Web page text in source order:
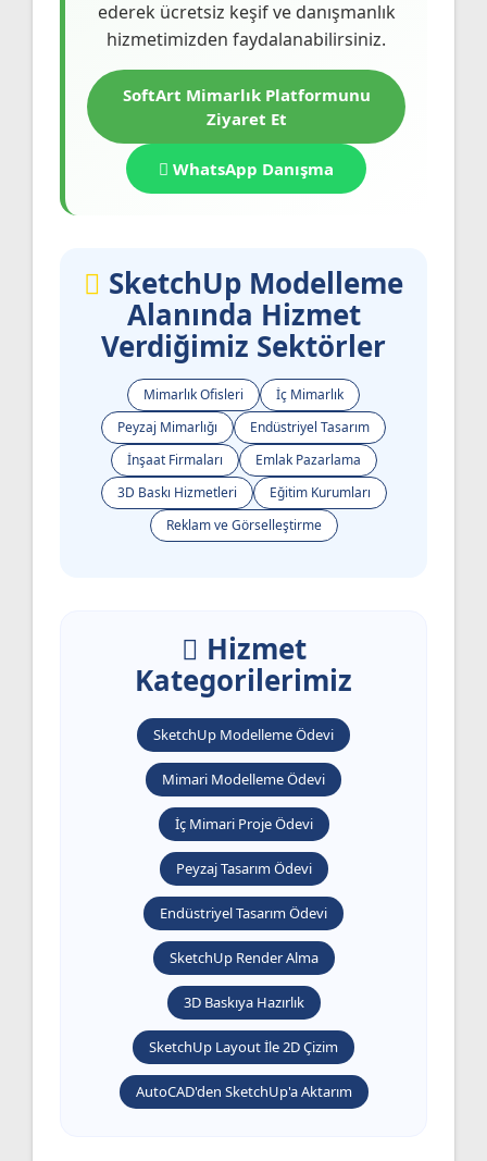
ederek ücretsiz keşif ve danışmanlık
hizmetimizden faydalanabilirsiniz.
SoftArt Mimarlık Platformunu
Ziyaret Et
WhatsApp Danışma
SketchUp Modelleme
Alanında Hizmet
Verdiğimiz Sektörler
Mimarlık Ofisleri
İç Mimarlık
Peyzaj Mimarlığı
Endüstriyel Tasarım
İnşaat Firmaları
Emlak Pazarlama
3D Baskı Hizmetleri
Eğitim Kurumları
Reklam ve Görselleştirme
Hizmet
Kategorilerimiz
SketchUp Modelleme Ödevi
Mimari Modelleme Ödevi
İç Mimari Proje Ödevi
Peyzaj Tasarım Ödevi
Endüstriyel Tasarım Ödevi
SketchUp Render Alma
3D Baskıya Hazırlık
SketchUp Layout İle 2D Çizim
AutoCAD'den SketchUp'a Aktarım